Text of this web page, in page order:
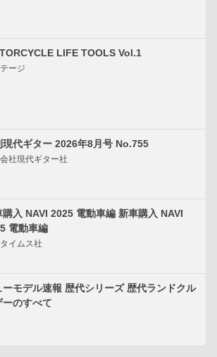
LIFE TOOLS Vol.1
ージ
現代ギター 2026年8月号 No.755
社現代ギター社
購入 NAVI 2025 電動車編 新車購入 NAVI
電動車編
イムス社
ーモデル速報 歴代シリーズ 歴代ランドクル
ーのすべて